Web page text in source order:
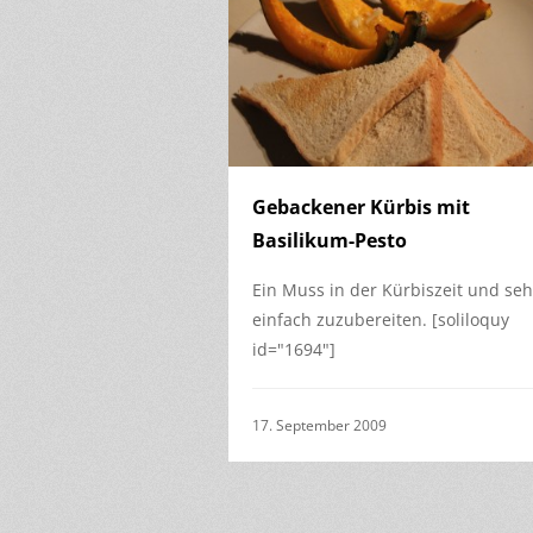
Gebackener Kürbis mit
Basilikum-Pesto
Ein Muss in der Kürbiszeit und
einfach zuzubereiten. [soliloquy
id="1694"]
17. September 2009